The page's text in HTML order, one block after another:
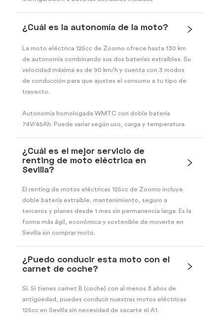
¿Cuál es la autonomía de la moto?
La moto eléctrica 125cc de Zoomo ofrece hasta 130 km
de autonomía combinando sus dos baterías extraíbles. Su
velocidad máxima es de 90 km/h y cuenta con 3 modos
de conducción para que ajustes el consumo a tu tipo de
trayecto.
Autonomía homologada WMTC con doble batería
74V/45Ah. Puede variar según uso, carga y temperatura.
¿Cuál es el mejor servicio de
renting de moto eléctrica en
Sevilla?
El renting de motos eléctricas 125cc de Zoomo incluye
doble batería extraíble, mantenimiento, seguro a
terceros y planes desde 1 mes sin permanencia larga. Es la
forma más ágil, económica y sostenible de moverte en
Sevilla sin comprar moto.
¿Puedo conducir esta moto con el
carnet de coche?
Sí. Si tienes carnet B (coche) con al menos 3 años de
antigüedad, puedes conducir nuestras motos eléctricas
125cc en Sevilla sin necesidad de sacarte el A1.